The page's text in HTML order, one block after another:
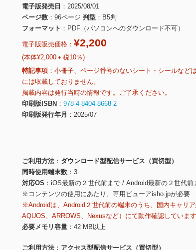
電子版発売日
2025/08/01
ページ数
96ページ 判型
B5判
フォーマット
PDF（パソコンへのダウンロード不可）
電子版販売価格： ¥2,200
(本体¥2,000＋税10％)
特記事項
小冊子、ページ番号のないシート・シールなど
には収載しておりません。
掲載内容は発行当時の情報です。ご了承ください。
印刷版ISBN
978-4-8404-8668-2
印刷版発行年月
2025/07
ご利用方法
ダウンロード型配信サービス（買切型）
同時使用端末数
3
対応OS
iOS最新の２世代前まで / Android最新の２世代前
※コンテンツの使用にあたり、専用ビューアisho.jpが必要
※Androidは、Android２世代前の端末のうち、国内キャリ
AQUOS、ARROWS、Nexusなど）にて動作確認しています
必要メモリ容量
42 MB以上
ご利用方法
アクセス型配信サービス（買切型）